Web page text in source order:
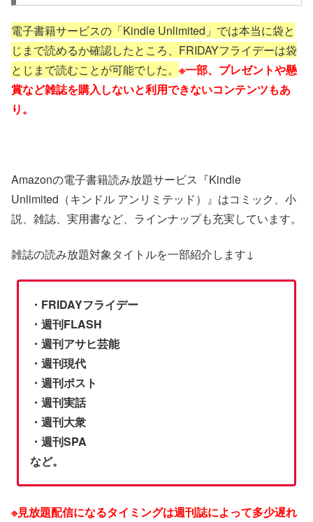
電子書籍サービスの「Kindle Unlimited」では本当に袋と
じまで読めるか確認したところ、FRIDAYフライデーは袋
とじまで読むことが可能でした。 ※一部、プレゼントや懸
賞など雑誌を購入しないと利用できないコンテンツもあ
り。
Amazonの電子書籍読み放題サービス『Kindle
Unlimited（キンドル アンリミテッド）』はコミック、小
説、雑誌、実用書など、ラインナップも充実しています。
雑誌の読み放題対象タイトルを一部紹介します↓
・FRIDAYフライデー
・週刊FLASH
・週刊アサヒ芸能
・週刊現代
・週刊ポスト
・週刊実話
・週刊大衆
・週刊SPA
など。
※見放題配信になるタイミングは週刊誌によって多少遅れ